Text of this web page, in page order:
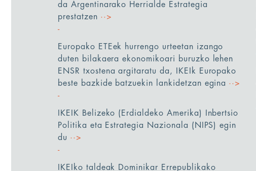
da Argentinarako Herrialde Estrategia
prestatzen ··>
Europako ETEek hurrengo urteetan izango
duten bilakaera ekonomikoari buruzko lehen
ENSR txostena argitaratu da, IKEIk Europako
beste bazkide batzuekin lankidetzan egina ··>
IKEIK Belizeko (Erdialdeko Amerika) Inbertsio
Politika eta Estrategia Nazionala (NIPS) egin
du ··>
IKEIko taldeak Dominikar Errepublikako